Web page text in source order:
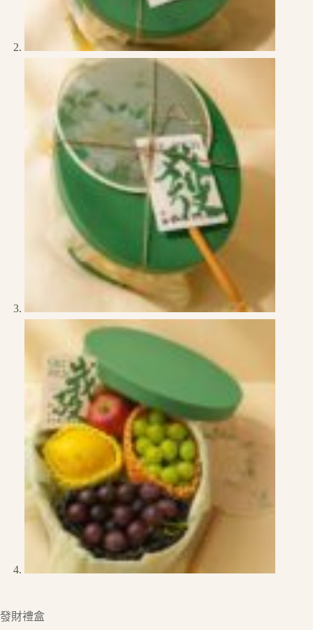
發財禮盒